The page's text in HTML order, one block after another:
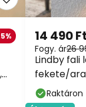
Lindby fali
fekete/
14 490 Ft
Fogy. ár26
Raktáron